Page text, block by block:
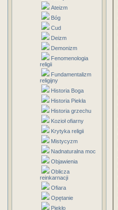
Ateizm
Bóg
Cud
Deizm
Demonizm
Fenomenologia
religii
Fundamentalizm
religijny
Historia Boga
Historia Piekła
Historia grzechu
Kozioł ofiarny
Krytyka religii
Mistycyzm
Nadnaturalna moc
Objawienia
Oblicza
reinkarnacji
Ofiara
Opętanie
Piekło